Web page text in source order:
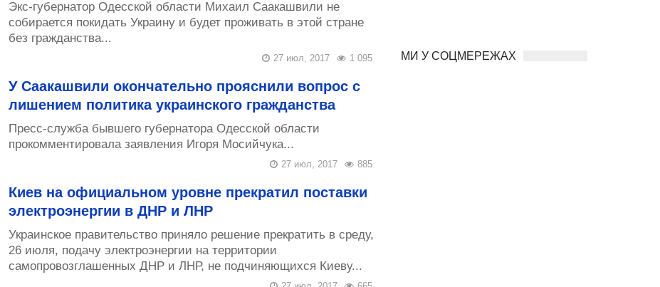
Экс-губернатор Одесской области Михаил Саакашвили не
собирается покидать Украину и будет проживать в этой стране
без гражданства...
1 095
27 июл, 2017
У Саакашвили окончательно прояснили вопрос с
лишением политика украинского гражданства
Пресс-служба бывшего губернатора Одесской области
прокомментировала заявления Игоря Мосийчука...
885
27 июл, 2017
Киев на официальном уровне прекратил поставки
электроэнергии в ДНР и ЛНР
Украинское правительство приняло решение прекратить в среду,
26 июля, подачу электроэнергии на территории
самопровозглашенных ДНР и ЛНР, не подчиняющихся Киеву...
МИ У СОЦМЕРЕЖАХ